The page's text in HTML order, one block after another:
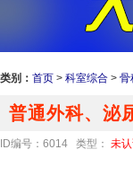
类别： 首页 > 科室综合 > 骨
普通外科、泌
ID编号：6014 类型： 未